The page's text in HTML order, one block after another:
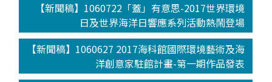
【新聞稿】1060722「蓋」有意思-2017世界環境
日及世界海洋日響應系列活動熱鬧登場
【新聞稿】1060627 2017海科館國際環境藝術及海
洋創意家駐館計畫-第一期作品發表